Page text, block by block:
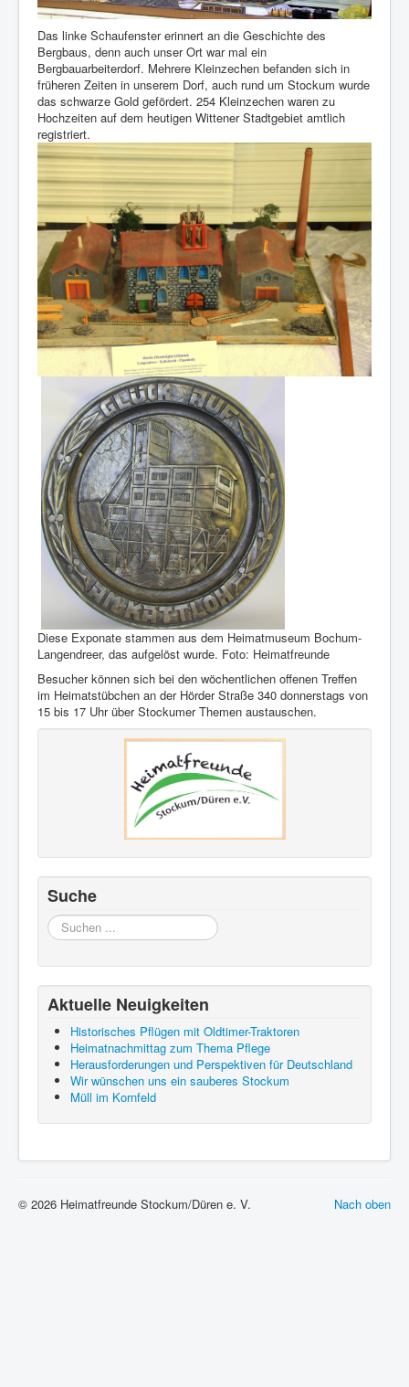
Das linke Schaufenster erinnert an die Geschichte des
Bergbaus, denn auch unser Ort war mal ein
Bergbauarbeiterdorf. Mehrere Kleinzechen befanden sich in
früheren Zeiten in unserem Dorf, auch rund um Stockum wurde
das schwarze Gold gefördert. 254 Kleinzechen waren zu
Hochzeiten auf dem heutigen Wittener Stadtgebiet amtlich
registriert.
Diese Exponate stammen aus dem Heimatmuseum Bochum-
Langendreer, das aufgelöst wurde. Foto: Heimatfreunde
Besucher können sich bei den wöchentlichen offenen Treffen
im Heimatstübchen an der Hörder Straße 340 donnerstags von
15 bis 17 Uhr über Stockumer Themen austauschen.
Suche
Suchen
...
Aktuelle Neuigkeiten
Historisches Pflügen mit Oldtimer-Traktoren
Heimatnachmittag zum Thema Pflege
Herausforderungen und Perspektiven für Deutschland
Wir wünschen uns ein sauberes Stockum
Müll im Kornfeld
Nach oben
© 2026 Heimatfreunde Stockum/Düren e. V.